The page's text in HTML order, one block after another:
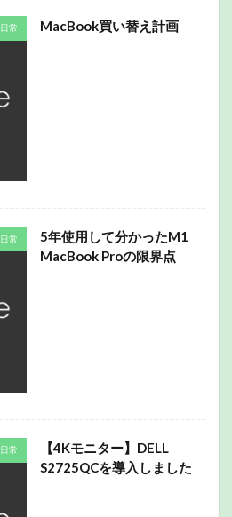
日常 MacBook買い替え計画
日常
5年使用して分かったM1
MacBook Proの限界点
日常
【4Kモニター】DELL
S2725QCを導入しました